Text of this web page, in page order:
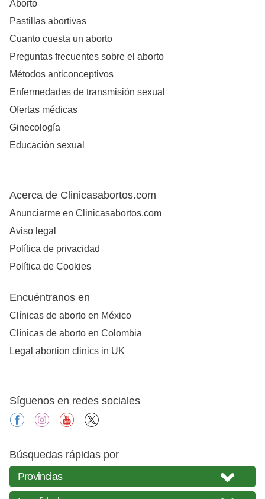
Aborto
Pastillas abortivas
Cuanto cuesta un aborto
Preguntas frecuentes sobre el aborto
Métodos anticonceptivos
Enfermedades de transmisión sexual
Ofertas médicas
Ginecología
Educación sexual
Acerca de Clinicasabortos.com
Anunciarme en Clinicasabortos.com
Aviso legal
Política de privacidad
Política de Cookies
Encuéntranos en
Clínicas de aborto en México
Clínicas de aborto en Colombia
Legal abortion clinics in UK
Síguenos en redes sociales
facebookinstagramyoutube
Búsquedas rápidas por